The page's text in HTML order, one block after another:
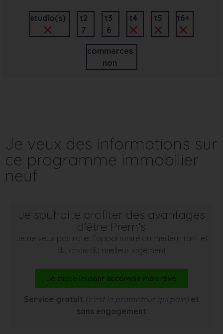
studio(s)
t2
7
t3
6
t4 t5 t6+
commerces
non
Je veux des informations sur
ce programme immobilier
neuf
Je souhaite profiter des avantages
d'être Prem's
Je ne veux pas rater l’opportunité du meilleur tarif et
du choix du meilleur logement
Je clique ici pour accomplir mon rêve
Service gratuit (c’est le promoteur qui paie) et
sans engagement